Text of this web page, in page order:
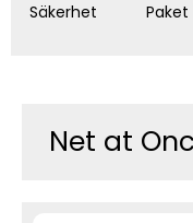
Säkerhet Paket
Net at